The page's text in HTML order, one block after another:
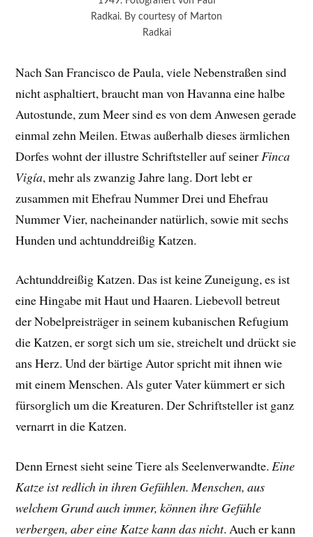
Radkai. By courtesy of Marton
Radkai
Nach San Francisco de Paula, viele Nebenstraßen sind
nicht asphaltiert, braucht man von Havanna eine halbe
Autostunde, zum Meer sind es von dem Anwesen gerade
einmal zehn Meilen. Etwas außerhalb dieses ärmlichen
Dorfes wohnt der illustre Schriftsteller auf seiner Finca
Vigía, mehr als zwanzig Jahre lang. Dort lebt er
zusammen mit Ehefrau Nummer Drei und Ehefrau
Nummer Vier, nacheinander natürlich, sowie mit sechs
Hunden und achtunddreißig Katzen.
Achtunddreißig Katzen. Das ist keine Zuneigung, es ist
eine Hingabe mit Haut und Haaren. Liebevoll betreut
der Nobelpreisträger in seinem kubanischen Refugium
die Katzen, er sorgt sich um sie, streichelt und drückt sie
ans Herz. Und der bärtige Autor spricht mit ihnen wie
mit einem Menschen. Als guter Vater kümmert er sich
fürsorglich um die Kreaturen. Der Schriftsteller ist ganz
vernarrt in die Katzen.
Denn Ernest sieht seine Tiere als Seelenverwandte.Eine
Katze ist redlich in ihren Gefühlen. Menschen, aus
welchem Grund auch immer, können ihre Gefühle
verbergen, aber eine Katze kann das nicht. Auch er kann